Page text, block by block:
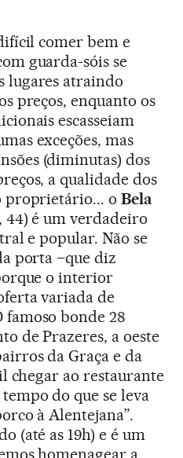
comer bem e
guarda-sóis se
lugares atraindo
preços, enquanto os
escasseiam
exceções, mas
(diminutas) dos
a qualidade dos
proprietário... oBela
44) é um verdadeiro
e popular. Não se
porta –que diz
o interior
variada de
famoso bonde 28
de Prazeres, a oeste
da Graça e da
chegar ao restaurante
do que se leva
à Alentejana”.
(até as 19h) e é um
homenagear a